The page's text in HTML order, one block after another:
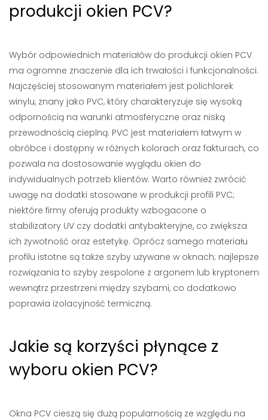
produkcji okien PCV?
Wybór odpowiednich materiałów do produkcji okien PCV
ma ogromne znaczenie dla ich trwałości i funkcjonalności.
Najczęściej stosowanym materiałem jest polichlorek
winylu, znany jako PVC, który charakteryzuje się wysoką
odpornością na warunki atmosferyczne oraz niską
przewodnością cieplną. PVC jest materiałem łatwym w
obróbce i dostępny w różnych kolorach oraz fakturach, co
pozwala na dostosowanie wyglądu okien do
indywidualnych potrzeb klientów. Warto również zwrócić
uwagę na dodatki stosowane w produkcji profili PVC;
niektóre firmy oferują produkty wzbogacone o
stabilizatory UV czy dodatki antybakteryjne, co zwiększa
ich żywotność oraz estetykę. Oprócz samego materiału
profilu istotne są także szyby używane w oknach; najlepsze
rozwiązania to szyby zespolone z argonem lub kryptonem
wewnątrz przestrzeni między szybami, co dodatkowo
poprawia izolacyjność termiczną.
Jakie są korzyści płynące z
wyboru okien PCV?
Okna PCV cieszą się dużą popularnością ze względu na